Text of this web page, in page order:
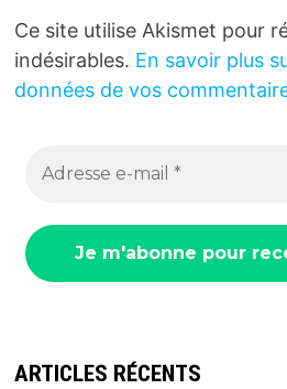
Ce site utilise Akismet pour
indésirables. En savoir plus
données de vos
ARTICLES RÉCENTS